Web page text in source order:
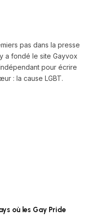
pas dans la presse
a fondé le site Gayvox
pour écrire
: la cause LGBT.
où les Gay Pride